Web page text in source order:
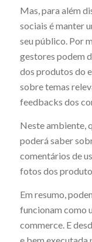
Mas, para além
sociais é manter
seu público. Por
gestores podem
dos produtos do
sobre temas
feedbacks dos
Neste ambiente,
poderá saber
comentários de
fotos dos
Em resumo,
funcionam como
commerce. E
e bem executada